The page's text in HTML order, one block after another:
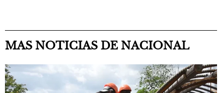
MAS NOTICIAS DE NACIONAL